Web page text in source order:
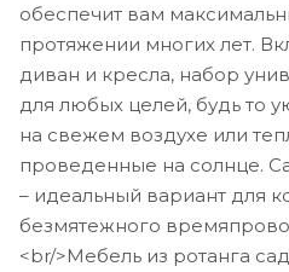
обеспечит вам
протяжении многих лет.
диван и кресла, набор
для любых целей, будь то
на свежем воздухе или
проведенные на солнце.
– идеальный вариант для
безмятежного
<br/>Мебель из ротанга